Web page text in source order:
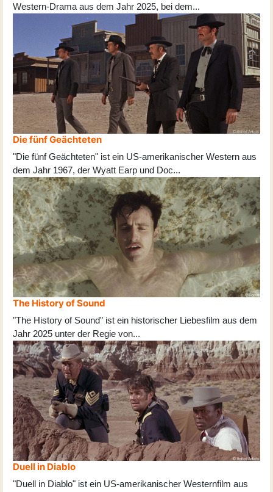
Western-Drama aus dem Jahr 2025, bei dem...
Die fünf Geächteten
"Die fünf Geächteten" ist ein US-amerikanischer Western aus
dem Jahr 1967, der Wyatt Earp und Doc...
The History of Sound
"The History of Sound" ist ein historischer Liebesfilm aus dem
Jahr 2025 unter der Regie von...
Duell in Diablo
"Duell in Diablo" ist ein US-amerikanischer Westernfilm aus